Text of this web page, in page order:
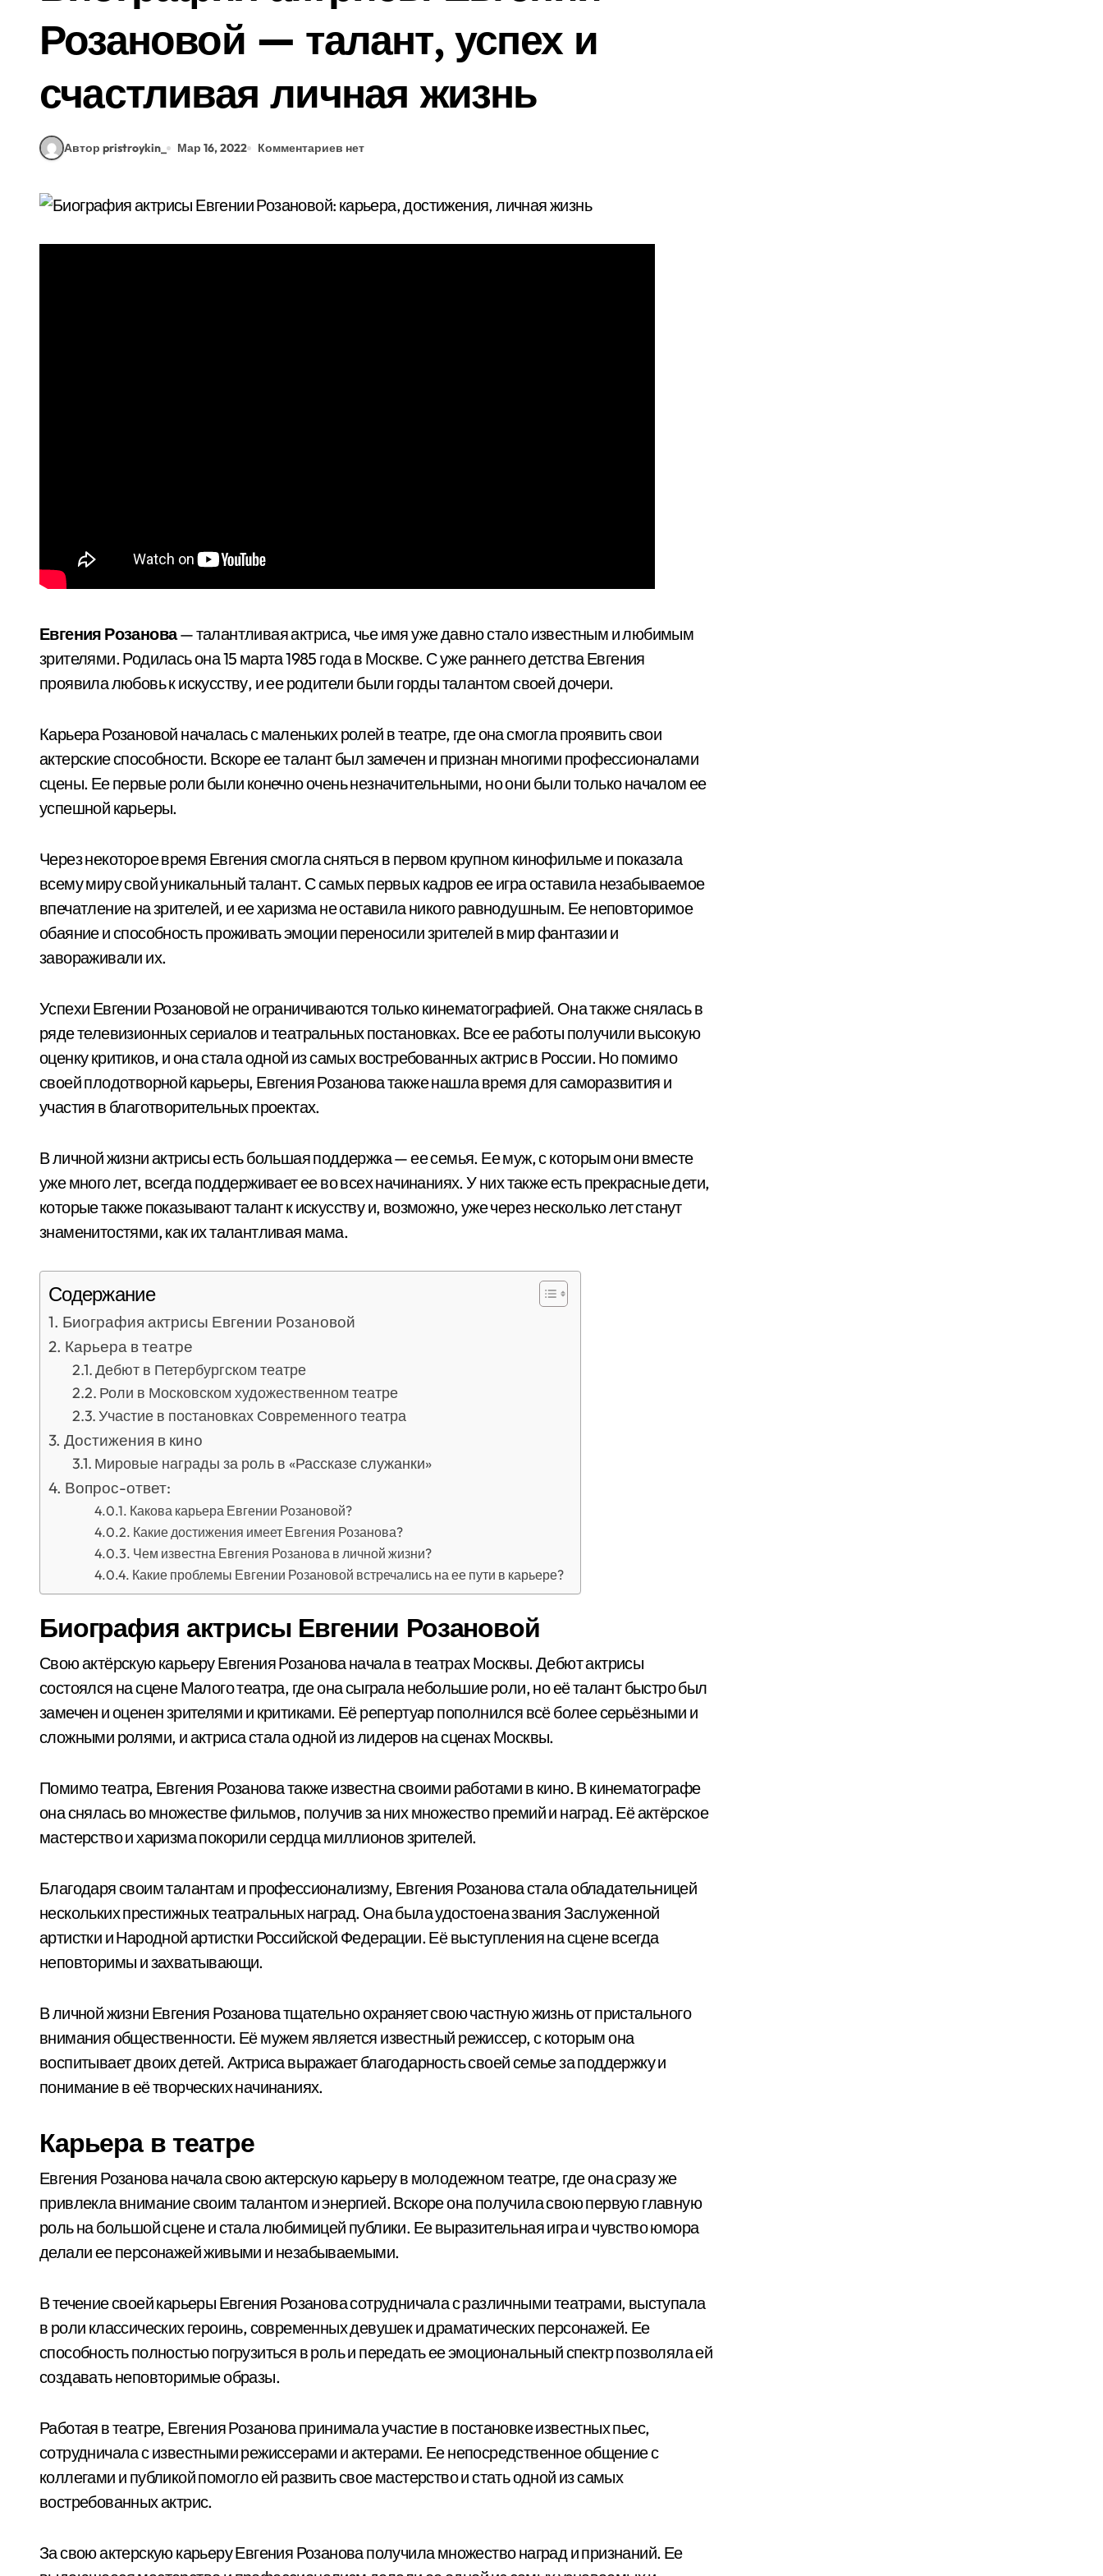
Розановой — талант, успех и
счастливая личная жизнь
Автор pristroykin_ Мар 16, 2022 Комментариев нет
Евгения Розанова— талантливая актриса, чье имя уже давно стало известным и любимым
зрителями. Родилась она 15 марта 1985 года в Москве. С уже раннего детства Евгения
проявила любовь к искусству, и ее родители были горды талантом своей дочери.
Карьера Розановой началась с маленьких ролей в театре, где она смогла проявить свои
актерские способности. Вскоре ее талант был замечен и признан многими профессионалами
сцены. Ее первые роли были конечно очень незначительными, но они были только началом ее
успешной карьеры.
Через некоторое время Евгения смогла сняться в первом крупном кинофильме и показала
всему миру свой уникальный талант. С самых первых кадров ее игра оставила незабываемое
впечатление на зрителей, и ее харизма не оставила никого равнодушным. Ее неповторимое
обаяние и способность проживать эмоции переносили зрителей в мир фантазии и
завораживали их.
Успехи Евгении Розановой не ограничиваются только кинематографией. Она также снялась в
ряде телевизионных сериалов и театральных постановках. Все ее работы получили высокую
оценку критиков, и она стала одной из самых востребованных актрис в России. Но помимо
своей плодотворной карьеры, Евгения Розанова также нашла время для саморазвития и
участия в благотворительных проектах.
В личной жизни актрисы есть большая поддержка — ее семья. Ее муж, с которым они вместе
уже много лет, всегда поддерживает ее во всех начинаниях. У них также есть прекрасные дети,
которые также показывают талант к искусству и, возможно, уже через несколько лет станут
знаменитостями, как их талантливая мама.
Содержание
Биография актрисы Евгении Розановой
Карьера в театре
Дебют в Петербургском театре
Роли в Московском художественном театре
Участие в постановках Современного театра
Достижения в кино
Мировые награды за роль в «Рассказе служанки»
Вопрос-ответ:
Какова карьера Евгении Розановой?
Какие достижения имеет Евгения Розанова?
Чем известна Евгения Розанова в личной жизни?
Какие проблемы Евгении Розановой встречались на ее пути в карьере?
Биография актрисы Евгении Розановой
Свою актёрскую карьеру Евгения Розанова начала в театрах Москвы. Дебют актрисы
состоялся на сцене Малого театра, где она сыграла небольшие роли, но её талант быстро был
замечен и оценен зрителями и критиками. Её репертуар пополнился всё более серьёзными и
сложными ролями, и актриса стала одной из лидеров на сценах Москвы.
Помимо театра, Евгения Розанова также известна своими работами в кино. В кинематографе
она снялась во множестве фильмов, получив за них множество премий и наград. Её актёрское
мастерство и харизма покорили сердца миллионов зрителей.
Благодаря своим талантам и профессионализму, Евгения Розанова стала обладательницей
нескольких престижных театральных наград. Она была удостоена звания Заслуженной
артистки и Народной артистки Российской Федерации. Её выступления на сцене всегда
неповторимы и захватывающи.
В личной жизни Евгения Розанова тщательно охраняет свою частную жизнь от пристального
внимания общественности. Её мужем является известный режиссер, с которым она
воспитывает двоих детей. Актриса выражает благодарность своей семье за поддержку и
понимание в её творческих начинаниях.
Карьера в театре
Евгения Розанова начала свою актерскую карьеру в молодежном театре, где она сразу же
привлекла внимание своим талантом и энергией. Вскоре она получила свою первую главную
роль на большой сцене и стала любимицей публики. Ее выразительная игра и чувство юмора
делали ее персонажей живыми и незабываемыми.
В течение своей карьеры Евгения Розанова сотрудничала с различными театрами, выступала
в роли классических героинь, современных девушек и драматических персонажей. Ее
способность полностью погрузиться в роль и передать ее эмоциональный спектр позволяла ей
создавать неповторимые образы.
Работая в театре, Евгения Розанова принимала участие в постановке известных пьес,
сотрудничала с известными режиссерами и актерами. Ее непосредственное общение с
коллегами и публикой помогло ей развить свое мастерство и стать одной из самых
востребованных актрис.
За свою актерскую карьеру Евгения Розанова получила множество наград и признаний. Ее